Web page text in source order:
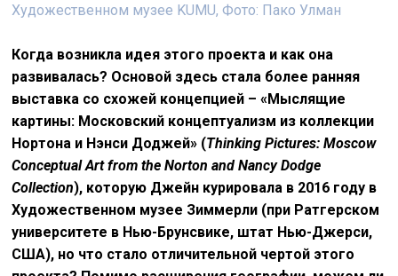
Художественном музее KUMU, Фото: Пако Улман
Когда возникла идея этого проекта и как она
развивалась? Основой здесь стала более ранняя
выставка со схожей концепцией – «Мыслящие
картины: Московский концептуализм из коллекции
Нортона и Нэнси Доджей» (Thinking Pictures: Moscow
Conceptual Art from the Norton and Nancy Dodge
Collection), которую Джейн курировала в 2016 году в
Художественном музее Зиммерли (при Ратгерском
университете в Нью-Брунсвике, штат Нью-Джерси,
США), но что стало отличительной чертой этого